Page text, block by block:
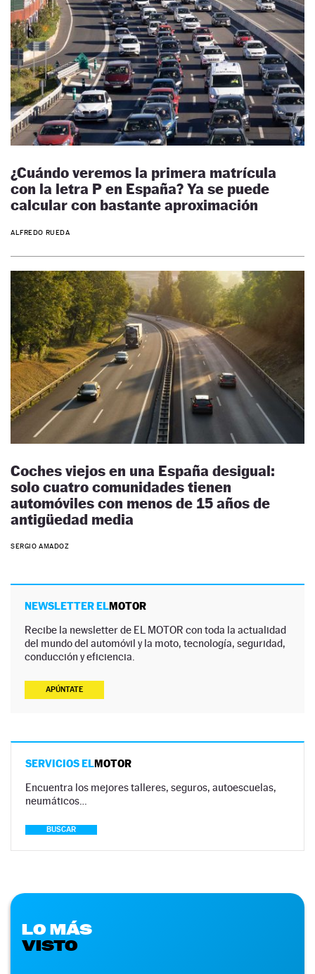
¿Cuándo veremos la primera matrícula
con la letra P en España? Ya se puede
calcular con bastante aproximación
ALFREDO RUEDA
Coches viejos en una España desigual:
solo cuatro comunidades tienen
automóviles con menos de 15 años de
antigüedad media
SERGIO AMADOZ
NEWSLETTER ELMOTOR
Recibe la newsletter de EL MOTOR con toda la actualidad
del mundo del automóvil y la moto, tecnología, seguridad,
conducción y eficiencia.
APÚNTATE
SERVICIOS ELMOTOR
Encuentra los mejores talleres, seguros, autoescuelas,
neumáticos…
BUSCAR
LO MÁS
VISTO